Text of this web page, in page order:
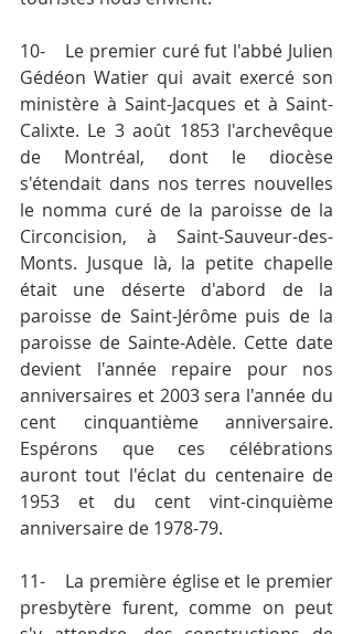
10-	Le premier curé fut l'abbé Julien
Gédéon Watier qui avait exercé son
ministère à Saint-Jacques et à Saint-
Calixte. Le 3 août 1853 l'archevêque
de Montréal, dont le diocèse
s'étendait dans nos terres nouvelles
le nomma curé de la paroisse de la
Circoncision, à Saint-Sauveur-des-
Monts. Jusque là, la petite chapelle
était une déserte d'abord de la
paroisse de Saint-Jérôme puis de la
paroisse de Sainte-Adèle. Cette date
devient l'année repaire pour nos
anniversaires et 2003 sera l'année du
cent cinquantième anniversaire.
Espérons que ces célébrations
auront tout l'éclat du centenaire de
1953 et du cent vint-cinquième
anniversaire de 1978-79.
11-	La première église et le premier
presbytère furent, comme on peut